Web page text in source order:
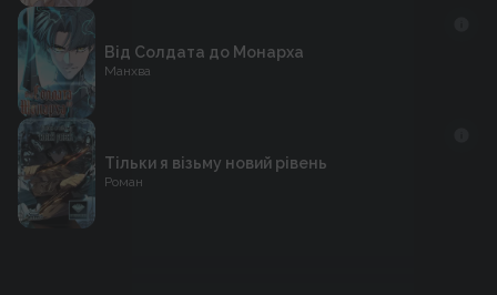
Від Солдата до Монарха
Манхва
Тільки я візьму новий рівень
Роман